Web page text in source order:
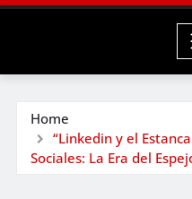
Home
“Linkedin y el
Sociales: La Era del